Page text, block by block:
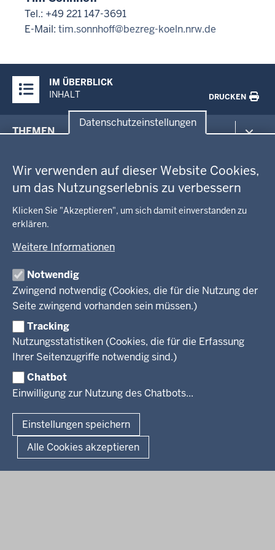
Datenschutzeinstellungen
Wir verwenden auf dieser Website Cookies,
um das Nutzungserlebnis zu verbessern
Klicken Sie "Akzeptieren", um sich damit einverstanden zu
erklären.
Weitere Informationen
Notwendig
Zwingend notwendig (Cookies, die für die Nutzung der
Seite zwingend vorhanden sein müssen.)
Tracking
Nutzungsstatistiken (Cookies, die für die Erfassung
Ihrer Seitenzugriffe notwendig sind.)
Chatbot
Einwilligung zur Nutzung des Chatbots...
Einstellungen speichern
Alle Cookies akzeptieren
Tel.: +49 221 147-3691
E-Mail: tim.sonnhoff@bezreg-koeln.nrw.de
Inhalte
IM ÜBERBLICK
INHALT
DRUCKEN
in
Fußzeile
THEMEN
Gesundheit und Soziales
Kommunales, Planung, Bauen und Verkehr
Ordnung und Sicherheit
Schule und Bildung
Wirtschaft und Kultur
GEOBASIS NRW
Ausbildung und Karriere
Geodaten-Anwendungen
Neues
Produkte und Dienste
TIM-online
Webdienste
Amtsblatt
Behördenleitung
Leitbild
Personalvertretung
Regierungsbezirk
Reisekostenstelle
Veranstaltungen
Stellenangebote
Stellenangebote Schule
Praktikum
Referendariate
Bewerbung
Vormerkstelle NRW
PRESSE
Mediathek
Newsletter
Pressekontakt
Pressemitteilungen
Publikationen
VERFAHREN UND BEKANNTMACHUNGEN
Bekanntmachungen
Legionellen
Luftreinhaltepläne
Verfahrensübersichten
Überwachung umweltrelevanter Anlagen
Facebook
Instagram
LinkedIn
© 2026 Bezirksregierung Köln
Organisationsplan
Lizenzbedingungen Geobasis NRW
Dokumente und Ressourcen
Kontakt